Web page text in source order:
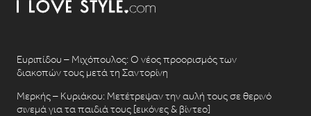
Ευριπίδου – Μιχόπουλος: Ο νέος προορισμός των
διακοπών τους μετά τη Σαντορίνη
Μερκής – Κυριάκου: Μετέτρεψαν την αυλή τους σε θερινό
σινεμά για τα παιδιά τους [εικόνες & βίντεο]